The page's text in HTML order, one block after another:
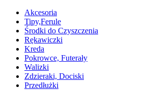
Akcesoria
Tipy,Ferule
Środki do Czyszczenia
Rękawiczki
Kreda
Pokrowce, Futerały
Walizki
Zdzieraki, Dociski
Przedłużki